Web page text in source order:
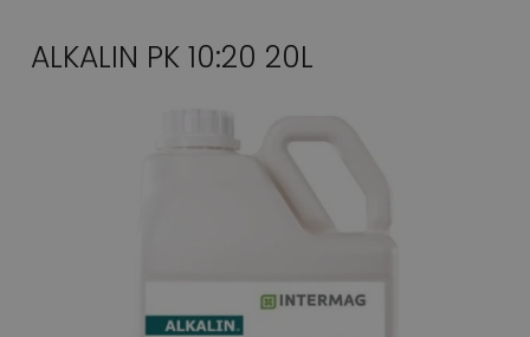
ALKALIN PK 10:20 20L